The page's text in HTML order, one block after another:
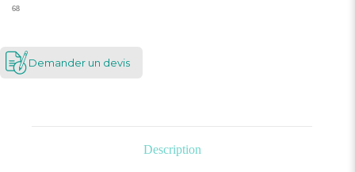
68
Demander un devis
Description